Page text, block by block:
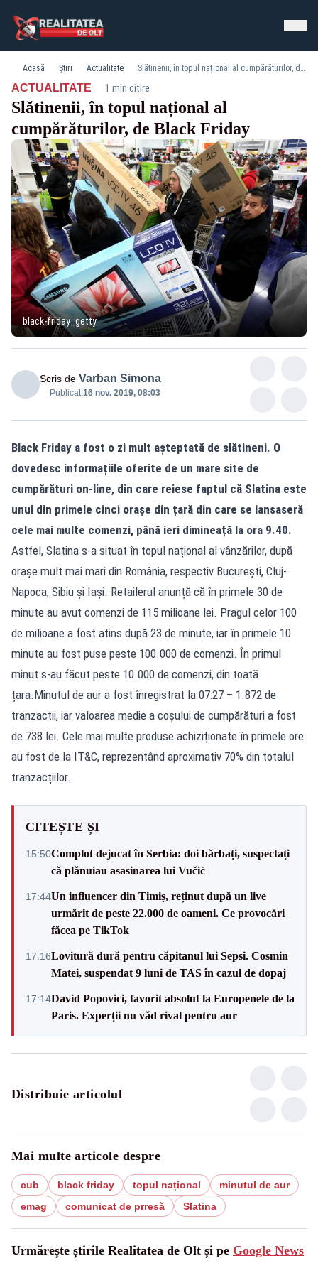
Acasă Știri Actualitate Slătinenii, în topul național al cumpărăturilor, de Black Friday
ACTUALITATE· 1 min citire
Slătinenii, în topul național al
cumpărăturilor, de Black Friday
black-friday_getty
Scris de Varban Simona
Publicat:16 nov. 2019, 08:03
Black Friday a fost o zi mult așteptată de slătineni. O
dovedesc informațiile oferite de un mare site de
cumpărături on-line, din care reiese faptul că Slatina este
unul din primele cinci orașe din țară din care se lansaseră
cele mai multe comenzi, până ieri dimineață la ora 9.40.
Astfel, Slatina s-a situat în topul național al vânzărilor, după
orașe mult mai mari din România, respectiv Bucureşti, Cluj-
Napoca, Sibiu și Iaşi. Retailerul anunță că în primele 30 de
minute au avut comenzi de 115 milioane lei. Pragul celor 100
de milioane a fost atins după 23 de minute, iar în primele 10
minute au fost puse peste 100.000 de comenzi. În primul
minut s-au făcut peste 10.000 de comenzi, din toată
țara.Minutul de aur a fost înregistrat la 07:27 – 1.872 de
tranzactii, iar valoarea medie a coșului de cumpărături a fost
de 738 lei. Cele mai multe produse achiziționate în primele ore
au fost de la IT&C, reprezentând aproximativ 70% din totalul
tranzacțiilor.
CITEȘTE ȘI
15:50Complot dejucat în Serbia: doi bărbați, suspectați
că plănuiau asasinarea lui Vučić
17:44Un influencer din Timiș, reținut după un live
urmărit de peste 22.000 de oameni. Ce provocări
făcea pe TikTok
17:16Lovitură dură pentru căpitanul lui Sepsi. Cosmin
Matei, suspendat 9 luni de TAS în cazul de dopaj
17:14David Popovici, favorit absolut la Europenele de la
Paris. Experții nu văd rival pentru aur
Distribuie articolul
Mai multe articole despre
cub black friday topul național
minutul de aur
emag
comunicat de prresă Slatina
Urmărește știrile Realitatea de Olt și pe Google News